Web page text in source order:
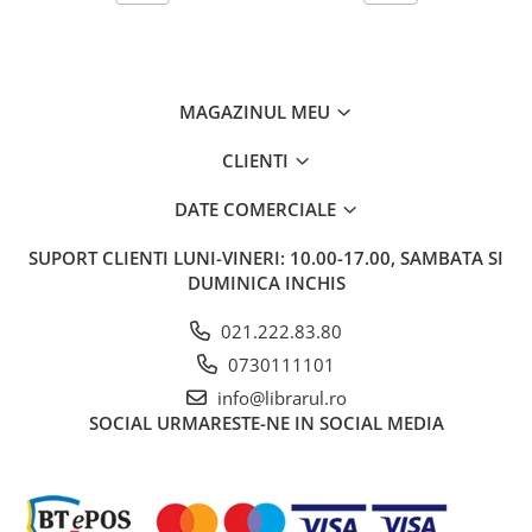
Carti de colorat pentru adulti
Casa, gradina
Istoria comunismului
MAGAZINUL MEU
CLIENTI
DATE COMERCIALE
SUPORT CLIENTI LUNI-VINERI: 10.00-17.00, SAMBATA SI
DUMINICA INCHIS
021.222.83.80
0730111101
info@librarul.ro
SOCIAL URMARESTE-NE IN SOCIAL MEDIA